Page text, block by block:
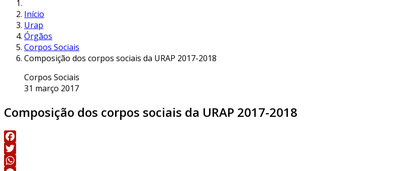
Início
Urap
Órgãos
Corpos Sociais
Composição dos corpos sociais da URAP 2017-2018
Corpos Sociais
31 março 2017
Composição dos corpos sociais da URAP 2017-2018
Facebook
Twitter